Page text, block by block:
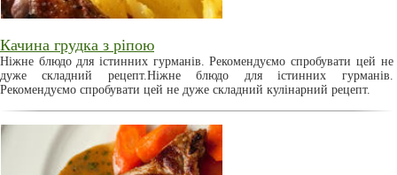
Качина грудка з ріпою
Ніжне блюдо для істинних гурманів. Рекомендуємо спробувати цей не
дуже складний рецепт.Ніжне блюдо для істинних гурманів.
Рекомендуємо спробувати цей не дуже складний кулінарний рецепт.